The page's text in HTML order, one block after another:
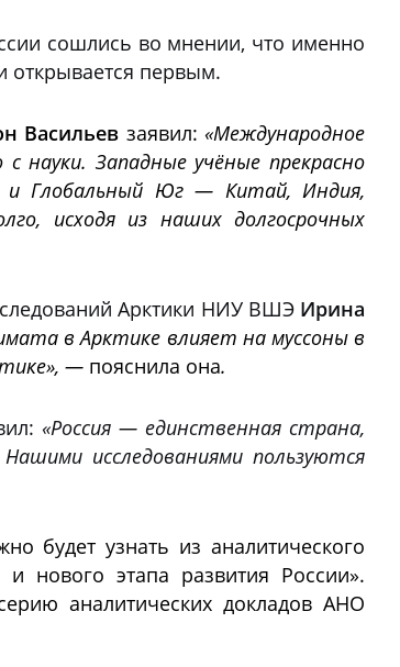
сошлись во мнении, что именно
открывается первым.
Васильев заявил:«Международное
науки. Западные учёные прекрасно
и Глобальный Юг — Китай, Индия,
исходя из наших долгосрочных
Арктики НИУ ВШЭ Ирина
в Арктике влияет на муссоны в
— пояснила она.
«Россия — единственная страна,
исследованиями пользуются
будет узнать из аналитического
нового этапа развития России».
аналитических докладов АНО